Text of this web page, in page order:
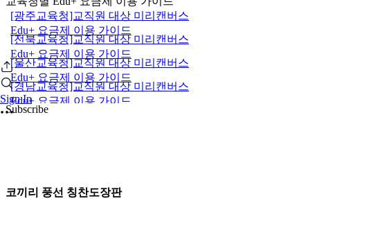
Sign In
[광주교육청]교직원 대상 미리캔버스
Edu+ 요금제 이용 가이드
[전북교육청]교직원 대상 미리캔버스
Edu+ 요금제 이용 가이드
[울산교육청]교직원 대상 미리캔버스
Edu+ 요금제 이용 가이드
[경남교육청]교직원 대상 미리캔버스
Edu+ 요금제 이용 가이드
Subscribe
코끼리 풍선 칭찬도장판